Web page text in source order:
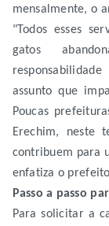
mensalmente, o
"Todos esses
gatos
assunto que
Poucas
Erechim, neste
contribuem para
enfatiza o
Passo a passo
Para solicitar a